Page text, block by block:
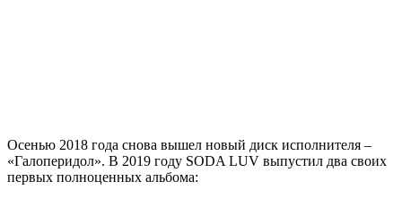
Осенью 2018 года снова вышел новый диск исполнителя –
«Галоперидол». В 2019 году SODA LUV выпустил два своих
первых полноценных альбома: